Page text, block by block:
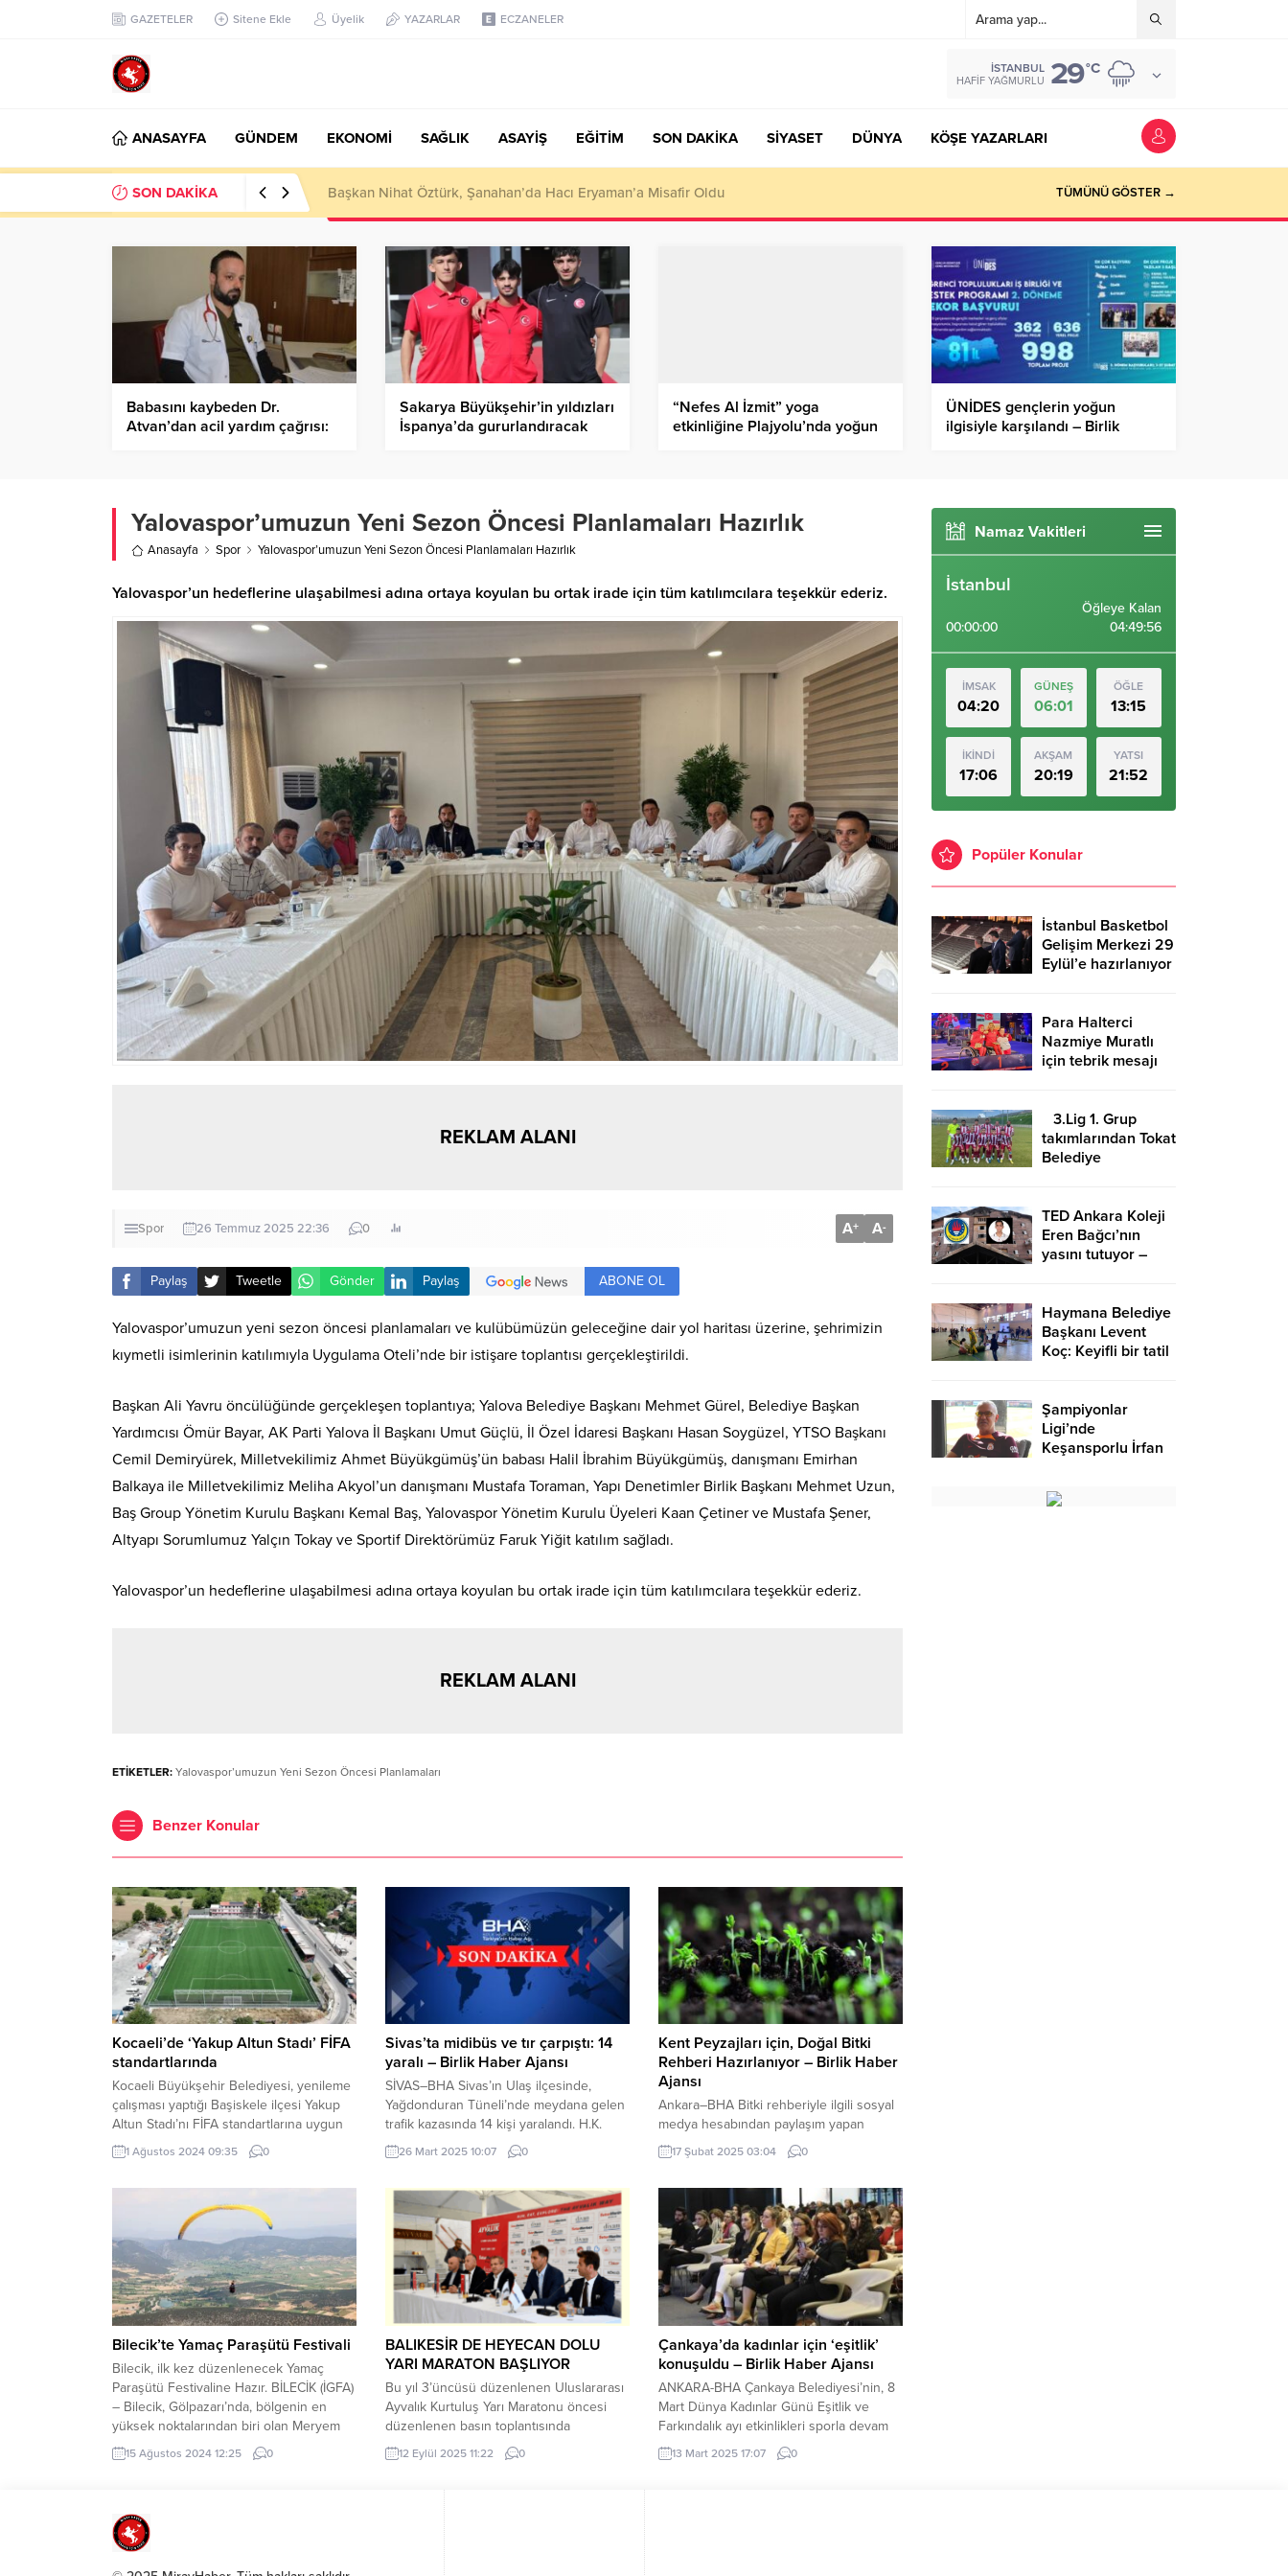
GAZETELER Sitene Ekle Üyelik YAZARLAR ECZANELER
İSTANBUL
HAFIF YAĞMURLU 29°C
ANASAYFA GÜNDEM EKONOMİ SAĞLIK ASAYİŞ EĞİTİM SON DAKİKA SİYASET DÜNYA KÖŞE YAZARLARI
SON DAKİKA Başkan Nihat Öztürk, Şanahan’da Hacı Eryaman’a Misafir Oldu TÜMÜNÜ GÖSTER →
Babasını kaybeden Dr.
Atvan’dan acil yardım çağrısı:
Sakarya Büyükşehir’in yıldızları
İspanya’da gururlandıracak
“Nefes Al İzmit” yoga
etkinliğine Plajyolu’nda yoğun
ÜNİDES gençlerin yoğun
ilgisiyle karşılandı – Birlik
Yalovaspor’umuzun Yeni Sezon Öncesi Planlamaları Hazırlık
Anasayfa Spor Yalovaspor’umuzun Yeni Sezon Öncesi Planlamaları Hazırlık
Yalovaspor’un hedeflerine ulaşabilmesi adına ortaya koyulan bu ortak irade için tüm katılımcılara teşekkür ederiz.
REKLAM ALANI
Spor 26 Temmuz 2025 22:36 0 A+ A-
Paylaş Tweetle Gönder Paylaş ABONE OL
Yalovaspor’umuzun yeni sezon öncesi planlamaları ve kulübümüzün geleceğine dair yol haritası üzerine, şehrimizin
kıymetli isimlerinin katılımıyla Uygulama Oteli’nde bir istişare toplantısı gerçekleştirildi.
Başkan Ali Yavru öncülüğünde gerçekleşen toplantıya; Yalova Belediye Başkanı Mehmet Gürel, Belediye Başkan
Yardımcısı Ömür Bayar, AK Parti Yalova İl Başkanı Umut Güçlü, İl Özel İdaresi Başkanı Hasan Soygüzel, YTSO Başkanı
Cemil Demiryürek, Milletvekilimiz Ahmet Büyükgümüş’ün babası Halil İbrahim Büyükgümüş, danışmanı Emirhan
Balkaya ile Milletvekilimiz Meliha Akyol’un danışmanı Mustafa Toraman, Yapı Denetimler Birlik Başkanı Mehmet Uzun,
Baş Group Yönetim Kurulu Başkanı Kemal Baş, Yalovaspor Yönetim Kurulu Üyeleri Kaan Çetiner ve Mustafa Şener,
Altyapı Sorumlumuz Yalçın Tokay ve Sportif Direktörümüz Faruk Yiğit katılım sağladı.
Yalovaspor’un hedeflerine ulaşabilmesi adına ortaya koyulan bu ortak irade için tüm katılımcılara teşekkür ederiz.
REKLAM ALANI
ETİKETLER: Yalovaspor’umuzun Yeni Sezon Öncesi Planlamaları
Benzer Konular
Kocaeli’de ‘Yakup Altun Stadı’ FİFA
standartlarında
Kocaeli Büyükşehir Belediyesi, yenileme
çalışması yaptığı Başiskele ilçesi Yakup
Altun Stadı’nı FİFA standartlarına uygun
hale getirdi KOCAELİ (İGFA) – “Sporun
Başkenti Kocaeli” mottosuyla amatör spor
sıra inşa ettiği yeni tesislerle de
destekleyen Büyükşehir, bu kapsamda
yenileme çalışması yaptığı Başiskele
Yakup Altun Stadı’nda sona geldi....
1 Ağustos 2024 09:35 0
Sivas’ta midibüs ve tır çarpıştı: 14
yaralı – Birlik Haber Ajansı
SİVAS–BHA Sivas’ın Ulaş ilçesinde,
Yağdonduran Tüneli’nde meydana gelen
trafik kazasında 14 kişi yaralandı. H.K.
yönetimindeki midibüs, F.O’nun kullandığı
demir yüklü tırla çarpıştı. Çarpışmanın
yolcu yaralandı. Olayın ardından,
çevredeki vatandaşlar durumu hemen
yetkililere bildirdi. Kısa sürede olay
yerine sağlık, AFAD, polis ve jandarma
ekipleri sevk...
26 Mart 2025 10:07 0
Kent Peyzajları için, Doğal Bitki
Rehberi Hazırlanıyor – Birlik Haber
Ajansı
Ankara–BHA Bitki rehberiyle ilgili sosyal
medya hesabından paylaşım yapan
Bakan Kurum, “Cennet ülkemizin dört bir
yanındaki yerel bitki örtülerini iklim ve
alacağız. Böylece Türkiye’nin doğal bitki
örtüsüne göre yeşillendirmesi için çok
önemli bir adım atmış olacağız” dedi.
“Kent Peyzajında Kullanılabilecek Doğal
Bitki Rehberi Projesi”ni Çevre,...
17 Şubat 2025 03:04 0
Bilecik’te Yamaç Paraşütü Festivali
Bilecik, ilk kez düzenlenecek Yamaç
Paraşütü Festivaline Hazır. BİLECİK (İGFA)
– Bilecik, Gölpazarı’nda, bölgenin en
yüksek noktalarından biri olan Meryem
Dağı’nda 17-18 Ağustos tarihlerinde
büyük bir yamaç paraşütü festivaline ev
saat 10.00’da başlayacak uçuşlarla
yaşanacak. Pilotlar, gökyüzünü
15 Ağustos 2024 12:25 0
BALIKESİR DE HEYECAN DOLU
YARI MARATON BAŞLIYOR
Bu yıl 3’üncüsü düzenlenen Uluslararası
Ayvalık Kurtuluş Yarı Maratonu öncesi
düzenlenen basın toplantısında
organizasyona dair detaylar paylaşıldı.
Balıkesir Büyükşehir Belediyesi ve
gerçekleşecek ve 24 ülkeden 1300
sporcunun katılımıyla gerçekleşecek yarı
maratonun şehrin spor ve turizmine katkı
sağlaması hedefleniyor. Balıkesir
12 Eylül 2025 11:22 0
Çankaya’da kadınlar için ‘eşitlik’
konuşuldu – Birlik Haber Ajansı
ANKARA-BHA Çankaya Belediyesi’nin, 8
Mart Dünya Kadınlar Günü Eşitlik ve
Farkındalık ayı etkinlikleri sporla devam
etti. TED Üniversitesi’nde ‘sporda kadın’
temasıyla gerçekleşen etkinliklerde
13 Mart 2025 17:07 0
Namaz Vakitleri
İstanbul
00:00:00
Öğleye Kalan
04:49:55
İMSAK
04:20
GÜNEŞ
06:01
ÖĞLE
13:15
İKİNDİ
17:06
AKŞAM
20:19
YATSI
21:52
Popüler Konular
İstanbul Basketbol
Gelişim Merkezi 29
Eylül’e hazırlanıyor
Para Halterci
Nazmiye Muratlı
için tebrik mesajı
3.Lig 1. Grup
takımlarından Tokat
Belediye
evinde ağırlayacak
TED Ankara Koleji
Eren Bağcı’nın
yasını tutuyor –
Haymana Belediye
Başkanı Levent
Koç: Keyifli bir tatil
Şampiyonlar
Ligi’nde
Keşansporlu İrfan
gururlandırdı